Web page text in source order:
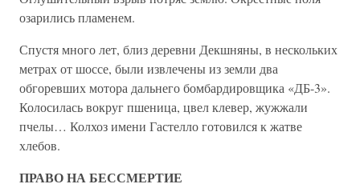
озарились пламенем.
Спустя много лет, близ деревни Декшняны, в нескольких
метрах от шоссе, были извлечены из земли два
обгоревших мотора дальнего бомбардировщика «ДБ-3».
Колосилась вокруг пшеница, цвел клевер, жужжали
пчелы… Колхоз имени Гастелло готовился к жатве
хлебов.
ПРАВО НА БЕССМЕРТИЕ